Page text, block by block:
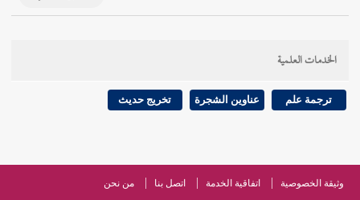
الخدمات العلمية
ترجمة علم عناوين الشجرة تخريج حديث
وثيقة الخصوصية اتفاقية الخدمة اتصل بنا من نحن